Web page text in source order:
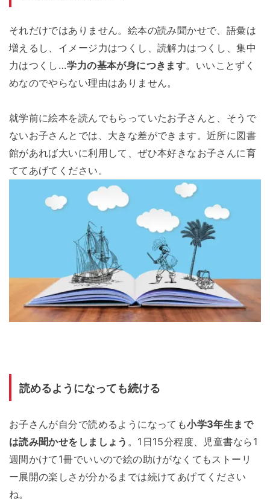
それだけではありません。絵本の読み聞かせで、語彙は
増えるし、イメージ力はつくし、読解力はつくし、集中
力はつくし…学力の基本が身につきます。いいことずく
めなのでやらない理由はありません。
就学前に絵本を読んでもらっていたお子さんと、そうで
ないお子さんとでは、大きな差ができます。近所に図書
館があれば大いに利用して、ぜひ本好きなお子さんに育
ててあげてください。
読めるようになっても続ける
お子さんが自分で読めるようになっても小学3年生まで
は読み聞かせをしましょう 。1日15分程度、児童書なら1
週間かけて1冊でいいので絵の助けがなくてもストーリ
ー展開の楽しさが分かるまでは続けてあげてください
ね。